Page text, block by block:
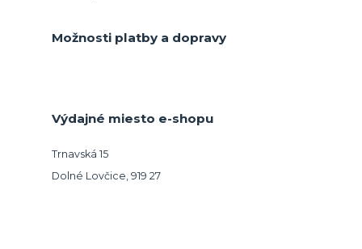
Možnosti platby a dopravy
Výdajné miesto e-shopu
Trnavská 15
Dolné Lovčice, 919 27